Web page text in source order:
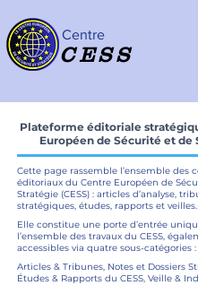
Centre
CESS
Plateforme éditoriale
Européen de Sécurité et de
Cette page rassemble l’ensemble des
éditoriaux du Centre Européen de
Stratégie (CESS) : articles d’analyse,
stratégiques, études, rapports et veilles.
Elle constitue une porte d’entrée
l’ensemble des travaux du CESS,
accessibles via quatre sous-catégories :
Articles & Tribunes, Notes et Dossiers
Études & Rapports du CESS, Veille &